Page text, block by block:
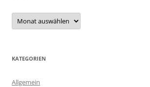
Archiv
KATEGORIEN
Allgemein